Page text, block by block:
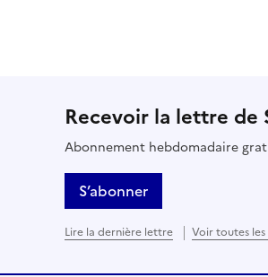
Recevoir la lettre de
Abonnement hebdomadaire
S’abonner
Lire la dernière lettre Voir toutes